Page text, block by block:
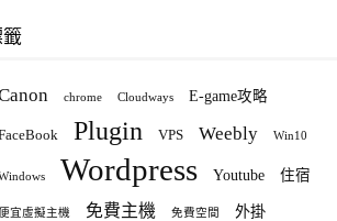
chrome Cloudways E-game攻略
Plugin VPS Weebly Win10
Wordpress Youtube 住宿
宜虛擬主機 免費主機 免費空間 外掛